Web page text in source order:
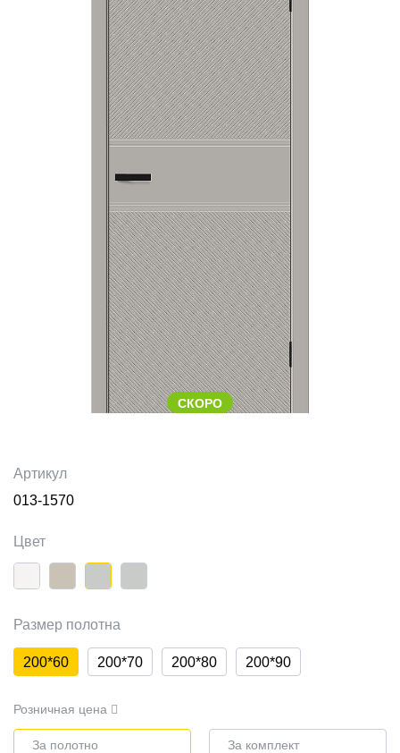
СКОРО
Артикул
013-1570
Цвет
Размер полотна
200*60 200*70 200*80 200*90
Розничная цена
За полотно За комплект